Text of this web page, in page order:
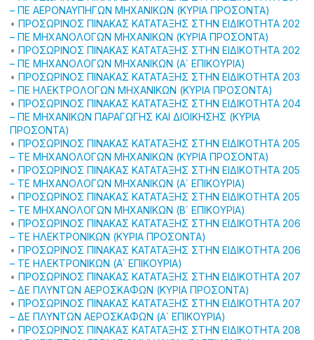
– ΠΕ ΑΕΡΟΝΑΥΠΗΓΩΝ ΜΗΧΑΝΙΚΩΝ (ΚΥΡΙΑ ΠΡΟΣΟΝΤΑ)
• ΠΡΟΣΩΡΙΝΟΣ ΠΙΝΑΚΑΣ ΚΑΤΑΤΑΞΗΣ ΣΤΗΝ ΕΙΔΙΚΟΤΗΤΑ 202
– ΠΕ ΜΗΧΑΝΟΛΟΓΩΝ ΜΗΧΑΝΙΚΩΝ (ΚΥΡΙΑ ΠΡΟΣΟΝΤΑ)
• ΠΡΟΣΩΡΙΝΟΣ ΠΙΝΑΚΑΣ ΚΑΤΑΤΑΞΗΣ ΣΤΗΝ ΕΙΔΙΚΟΤΗΤΑ 202
– ΠΕ ΜΗΧΑΝΟΛΟΓΩΝ ΜΗΧΑΝΙΚΩΝ (Α΄ ΕΠΙΚΟΥΡΙΑ)
• ΠΡΟΣΩΡΙΝΟΣ ΠΙΝΑΚΑΣ ΚΑΤΑΤΑΞΗΣ ΣΤΗΝ ΕΙΔΙΚΟΤΗΤΑ 203
– ΠΕ ΗΛΕΚΤΡΟΛΟΓΩΝ ΜΗΧΑΝΙΚΩΝ (ΚΥΡΙΑ ΠΡΟΣΟΝΤΑ)
• ΠΡΟΣΩΡΙΝΟΣ ΠΙΝΑΚΑΣ ΚΑΤΑΤΑΞΗΣ ΣΤΗΝ ΕΙΔΙΚΟΤΗΤΑ 204
– ΠΕ ΜΗΧΑΝΙΚΩΝ ΠΑΡΑΓΩΓΗΣ ΚΑΙ ΔΙΟΙΚΗΣΗΣ (ΚΥΡΙΑ
ΠΡΟΣΟΝΤΑ)
• ΠΡΟΣΩΡΙΝΟΣ ΠΙΝΑΚΑΣ ΚΑΤΑΤΑΞΗΣ ΣΤΗΝ ΕΙΔΙΚΟΤΗΤΑ 205
– ΤΕ ΜΗΧΑΝΟΛΟΓΩΝ ΜΗΧΑΝΙΚΩΝ (ΚΥΡΙΑ ΠΡΟΣΟΝΤΑ)
• ΠΡΟΣΩΡΙΝΟΣ ΠΙΝΑΚΑΣ ΚΑΤΑΤΑΞΗΣ ΣΤΗΝ ΕΙΔΙΚΟΤΗΤΑ 205
– ΤΕ ΜΗΧΑΝΟΛΟΓΩΝ ΜΗΧΑΝΙΚΩΝ (Α΄ ΕΠΙΚΟΥΡΙΑ)
• ΠΡΟΣΩΡΙΝΟΣ ΠΙΝΑΚΑΣ ΚΑΤΑΤΑΞΗΣ ΣΤΗΝ ΕΙΔΙΚΟΤΗΤΑ 205
– ΤΕ ΜΗΧΑΝΟΛΟΓΩΝ ΜΗΧΑΝΙΚΩΝ (B΄ ΕΠΙΚΟΥΡΙΑ)
• ΠΡΟΣΩΡΙΝΟΣ ΠΙΝΑΚΑΣ ΚΑΤΑΤΑΞΗΣ ΣΤΗΝ ΕΙΔΙΚΟΤΗΤΑ 206
– ΤΕ ΗΛΕΚΤΡΟΝΙΚΩΝ (ΚΥΡΙΑ ΠΡΟΣΟΝΤΑ)
• ΠΡΟΣΩΡΙΝΟΣ ΠΙΝΑΚΑΣ ΚΑΤΑΤΑΞΗΣ ΣΤΗΝ ΕΙΔΙΚΟΤΗΤΑ 206
– ΤΕ ΗΛΕΚΤΡΟΝΙΚΩΝ (Α΄ ΕΠΙΚΟΥΡΙΑ)
• ΠΡΟΣΩΡΙΝΟΣ ΠΙΝΑΚΑΣ ΚΑΤΑΤΑΞΗΣ ΣΤΗΝ ΕΙΔΙΚΟΤΗΤΑ 207
– ΔΕ ΠΛΥΝΤΩΝ ΑΕΡΟΣΚΑΦΩΝ (ΚΥΡΙΑ ΠΡΟΣΟΝΤΑ)
• ΠΡΟΣΩΡΙΝΟΣ ΠΙΝΑΚΑΣ ΚΑΤΑΤΑΞΗΣ ΣΤΗΝ ΕΙΔΙΚΟΤΗΤΑ 207
– ΔΕ ΠΛΥΝΤΩΝ ΑΕΡΟΣΚΑΦΩΝ (Α΄ ΕΠΙΚΟΥΡΙΑ)
• ΠΡΟΣΩΡΙΝΟΣ ΠΙΝΑΚΑΣ ΚΑΤΑΤΑΞΗΣ ΣΤΗΝ ΕΙΔΙΚΟΤΗΤΑ 208